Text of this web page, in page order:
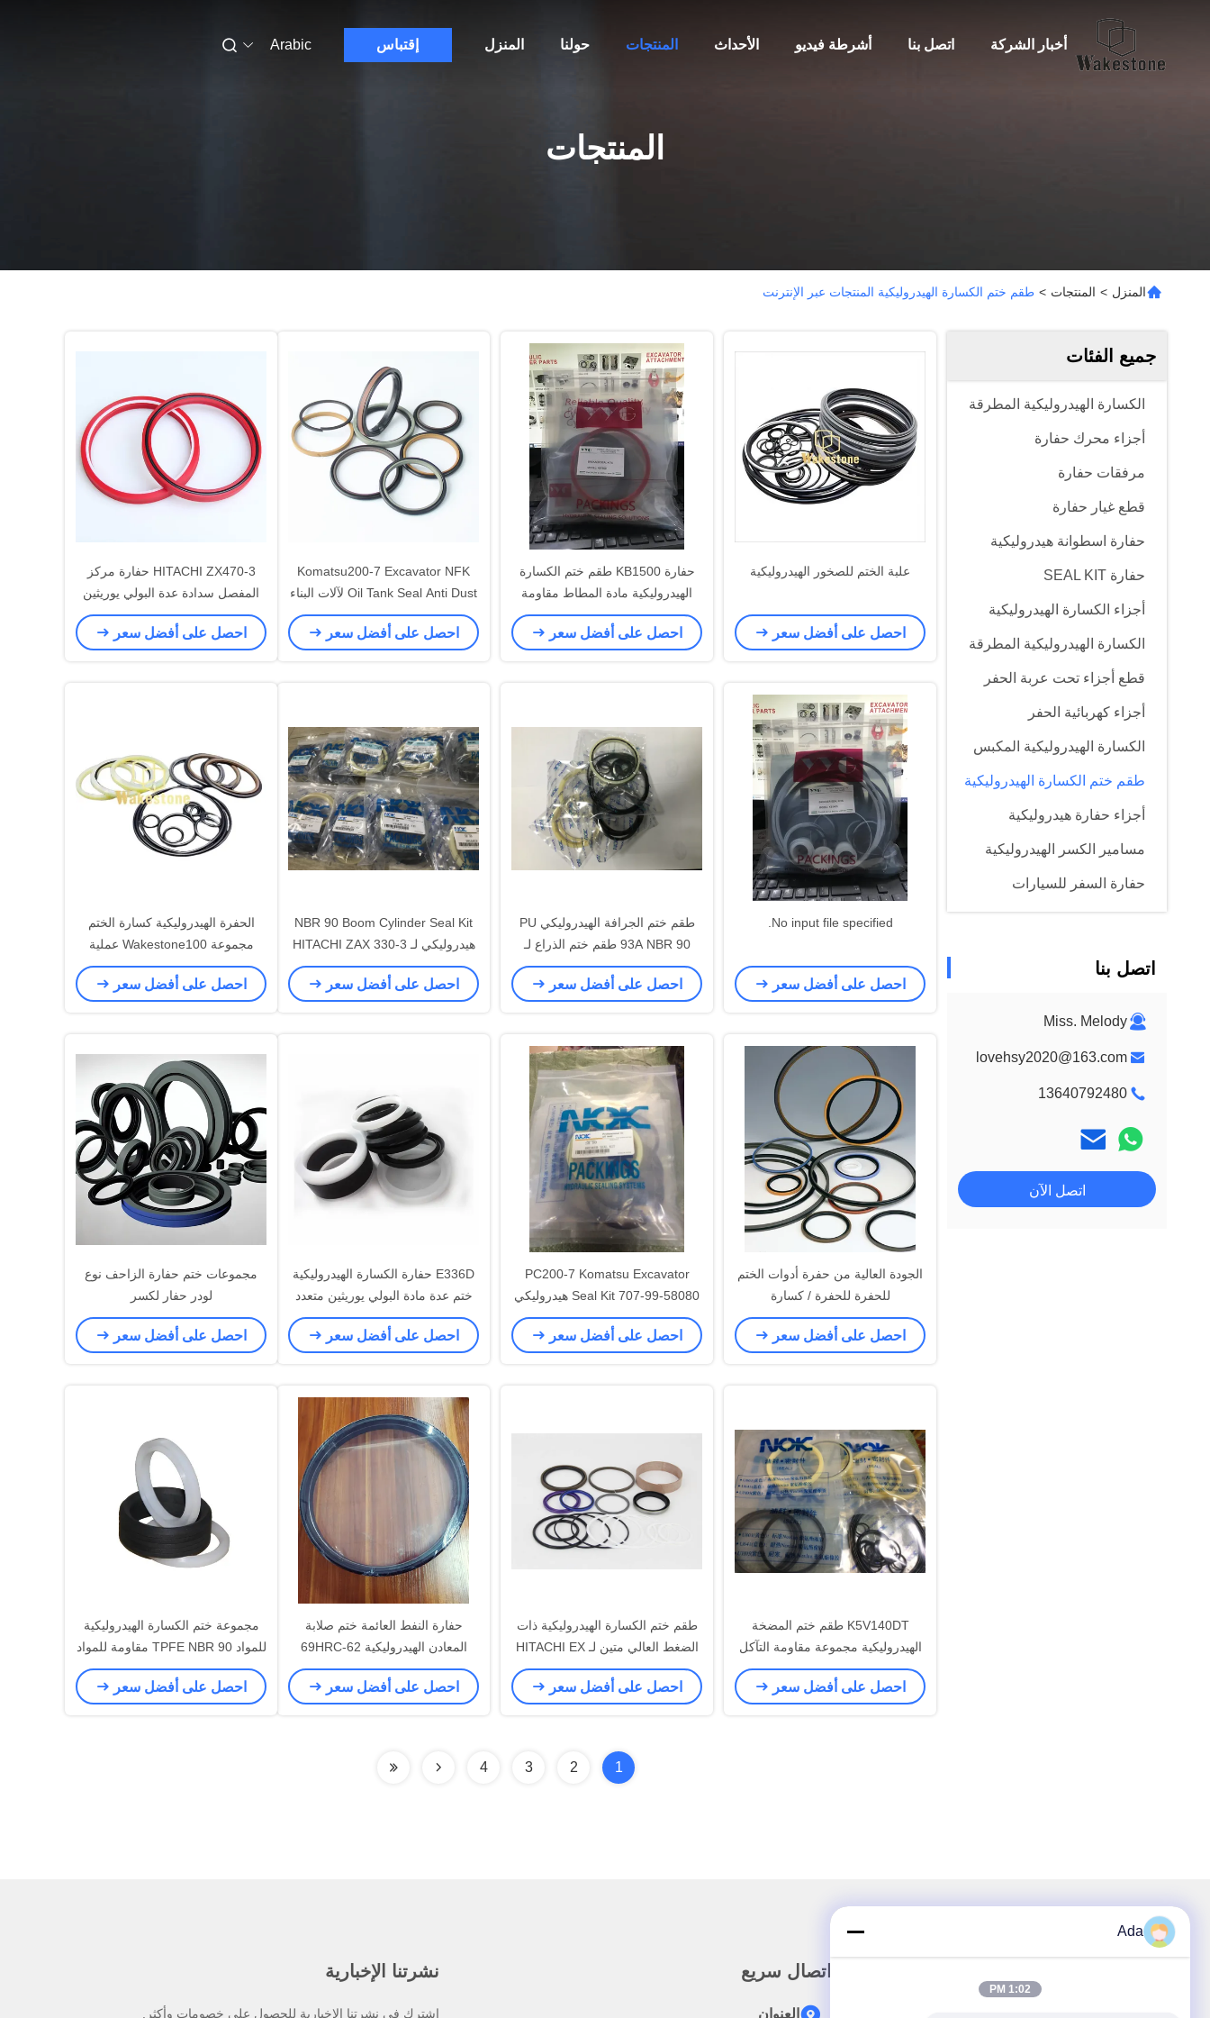
المنزل حولنا المنتجات الأحداث أشرطة فيديو اتصل بنا أخبار الشركة إقتباس Arabic
المنتجات
المنزل > المنتجات > طقم ختم الكسارة الهيدروليكية المنتجات عبر الإنترنت
جميع الفئات
الكسارة الهيدروليكية المطرقة
أجزاء محرك حفارة
مرفقات حفارة
قطع غيار حفارة
حفارة اسطوانة هيدروليكية
حفارة SEAL KIT
أجزاء الكسارة الهيدروليكية
الكسارة الهيدروليكية المطرقة
قطع أجزاء تحت عربة الحفر
أجزاء كهربائية الحفر
الكسارة الهيدروليكية المكبس
طقم ختم الكسارة الهيدروليكية
أجزاء حفارة هيدروليكية
مسامير الكسر الهيدروليكية
حفارة السفر للسيارات
اتصل بنا
Miss. Melody
lovehsy2020@163.com
13640792480
اتصل الآن
علبة الختم للصخور الهيدروليكية
احصل على أفضل سعر
حفارة KB1500 طقم ختم الكسارة
الهيدروليكية مادة المطاط مقاومة
الزيت
احصل على أفضل سعر
Komatsu200-7 Excavator NFK
Oil Tank Seal Anti Dust لآلات البناء
احصل على أفضل سعر
HITACHI ZX470-3 حفارة مركز
المفصل سدادة عدة البولي يوريثين
مقاومة الضغط العالي
احصل على أفضل سعر
No input file specified.
احصل على أفضل سعر
طقم ختم الجرافة الهيدروليكي PU
93A NBR 90 طقم ختم الذراع لـ
HITACHI EX1200-5
احصل على أفضل سعر
NBR 90 Boom Cylinder Seal Kit
هيدروليكي لـ HITACHI ZAX 330-3
احصل على أفضل سعر
الحفرة الهيدروليكية كسارة الختم
مجموعة Wakestone100 عملية
التصنيع المواد المطاطية
احصل على أفضل سعر
الجودة العالية من حفرة أدوات الختم
للحفرة للحفرة / كسارة
احصل على أفضل سعر
PC200-7 Komatsu Excavator
Seal Kit 707-99-58080 هيدروليكي
PU TPFE FKM NBR
احصل على أفضل سعر
E336D حفارة الكسارة الهيدروليكية
ختم عدة مادة البولي يوريثين متعدد
الألوان
احصل على أفضل سعر
مجموعات ختم حفارة الزاحف نوع
لودر حفار لكسر
احصل على أفضل سعر
K5V140DT طقم ختم المضخة
الهيدروليكية مجموعة مقاومة التآكل
القياسية باللون الأسود
احصل على أفضل سعر
طقم ختم الكسارة الهيدروليكية ذات
الضغط العالي متين لـ HITACHI EX
300-5
احصل على أفضل سعر
حفارة النفط العائمة ختم صلابة
المعادن الهيدروليكية 62-69HRC
احصل على أفضل سعر
مجموعة ختم الكسارة الهيدروليكية
للمواد TPFE NBR 90 مقاومة للمواد
الكيميائية
احصل على أفضل سعر
1
2
3
4
اتصال سريع
العنوان
نشرتنا الإخبارية
اشترك في نشرتنا الإخبارية للحصول على خصومات وأكثر.
Ada
1:02 PM